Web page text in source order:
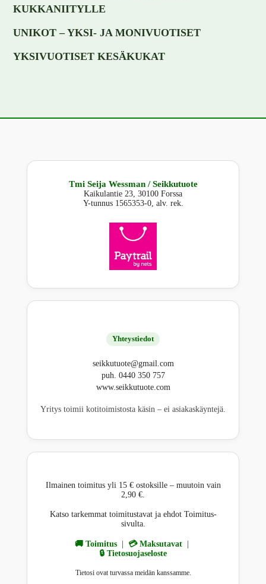
KUKKANIITYLLE
UNIKOT – YKSI- JA MONIVUOTISET
YKSIVUOTISET KESÄKUKAT
Tmi Seija Wessman / Seikkutuote
Kaikulantie 23, 30100 Forssa
Y-tunnus 1565353-0, alv. rek.
Yhteystiedot
seikkutuote@gmail.com
puh. 0440 350 757
www.seikkutuote.com
Yritys toimii kotitoimistosta käsin – ei asiakaskäyntejä.
Ilmainen toimitus yli 15 € ostoksille – muutoin vain
2,90 €.
Katso tarkemmat toimitustavat ja ehdot Toimitus-
sivulta.
🚚 Toimitus | 💳 Maksutavat |
🔒 Tietosuojaseloste
Tietosi ovat turvassa meidän kanssamme.